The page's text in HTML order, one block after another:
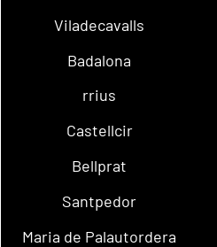
Viladecavalls
Badalona
rrius
Castellcir
Bellprat
Santpedor
Maria de Palautordera